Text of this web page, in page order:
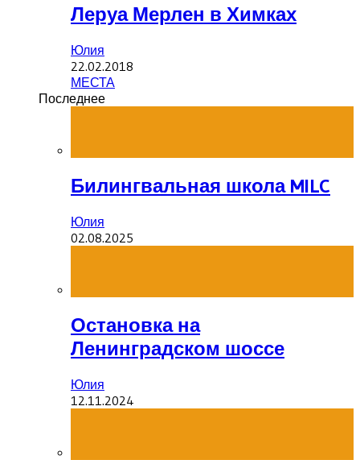
Леруа Мерлен в Химках
Юлия
22.02.2018
МЕСТА
Последнее
Билингвальная школа MILC
Юлия
02.08.2025
Остановка на
Ленинградском шоссе
Юлия
12.11.2024